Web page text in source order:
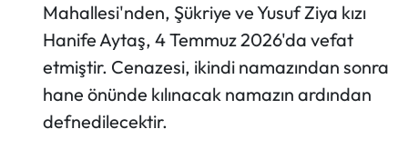
Mahallesi'nden, Şükriye ve Yusuf Ziya kızı
Hanife Aytaş, 4 Temmuz 2026'da vefat
etmiştir. Cenazesi, ikindi namazından sonra
hane önünde kılınacak namazın ardından
defnedilecektir.